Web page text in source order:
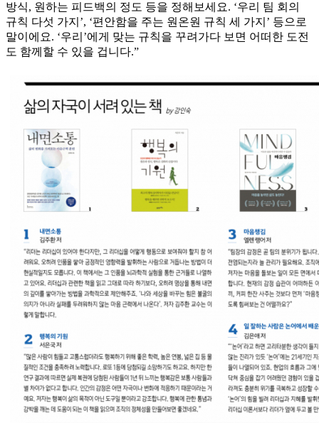
방식, 원하는 피드백의 정도 등을 정해보세요. ‘우리 팀 회의
규칙 다섯 가지’, ‘편안함을 주는 원온원 규칙 세 가지’ 등으로
말이에요. ‘우리’에게 맞는 규칙을 꾸려가다 보면 어떠한 도전
도 함께할 수 있을 겁니다.”